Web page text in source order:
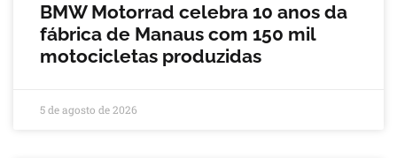
BMW Motorrad celebra 10 anos da
fábrica de Manaus com 150 mil
motocicletas produzidas
5 de agosto de 2026